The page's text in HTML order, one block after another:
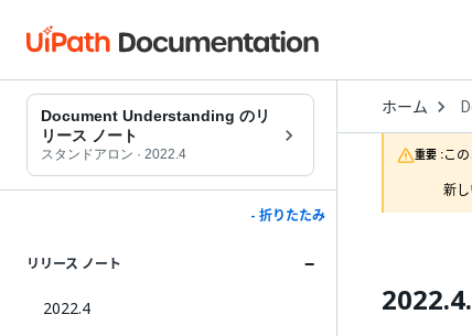
Document Understanding のリ
リース ノート
スタンドアロン · 2022.4
- 折りたたみ
リリース ノート
2022.4
ホーム
to
重要 :こ
新